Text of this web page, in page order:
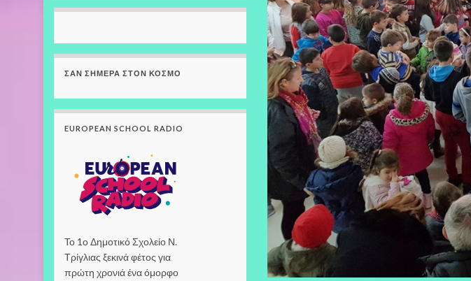
ΣΑΝ ΣΉΜΕΡΑ ΣΤΟΝ ΚΌΣΜΟ
EUROPEAN SCHOOL RADIO
Το 1ο Δημοτικό Σχολείο Ν.
Τρίγλιας ξεκινά φέτος για
πρώτη χρονιά ένα όμορφο